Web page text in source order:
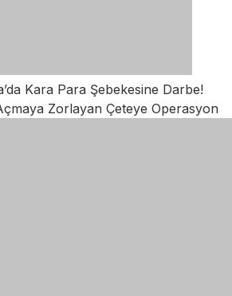
Kara Para Şebekesine Darbe!
Zorlayan Çeteye Operasyon